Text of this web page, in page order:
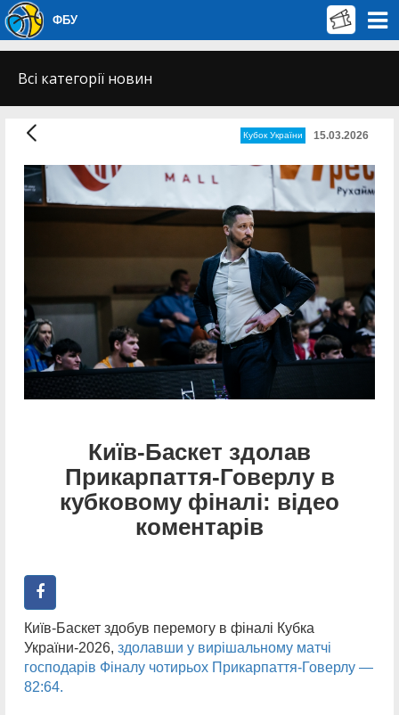
ФБУ
Всі категорії новин
Кубок України 15.03.2026
Київ-Баскет здолав
Прикарпаття-Говерлу в
кубковому фіналі: відео
коментарів
Київ-Баскет здобув перемогу в фіналі Кубка
України-2026, здолавши у вирішальному матчі
господарів Фіналу чотирьох Прикарпаття-Говерлу —
82:64.